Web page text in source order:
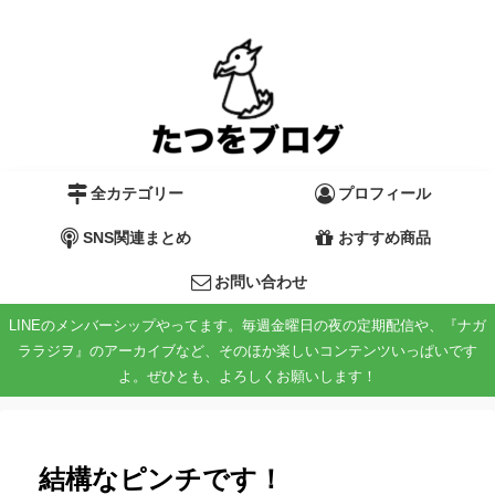
全カテゴリー プロフィール
SNS関連まとめ おすすめ商品
お問い合わせ
LINEのメンバーシップやってます。毎週金曜日の夜の定期配信や、『ナガ
ララジヲ』のアーカイブなど、そのほか楽しいコンテンツいっぱいです
よ。ぜひとも、よろしくお願いします！
結構なピンチです！